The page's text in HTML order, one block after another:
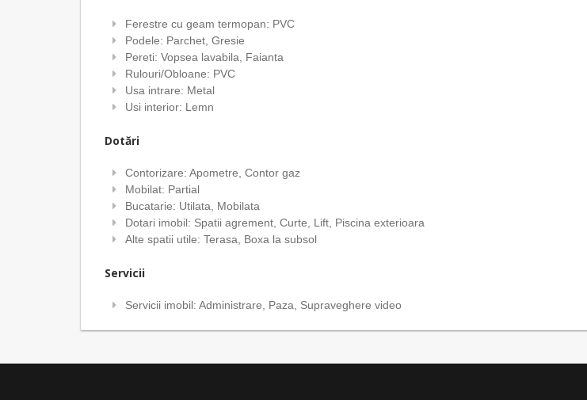
Ferestre cu geam termopan: PVC
Podele: Parchet, Gresie
Pereti: Vopsea lavabila, Faianta
Rulouri/Obloane: PVC
Usa intrare: Metal
Usi interior: Lemn
Dotări
Contorizare: Apometre, Contor gaz
Mobilat: Partial
Bucatarie: Utilata, Mobilata
Dotari imobil: Spatii agrement, Curte, Lift, Piscina exterioara
Alte spatii utile: Terasa, Boxa la subsol
Servicii
Servicii imobil: Administrare, Paza, Supraveghere video